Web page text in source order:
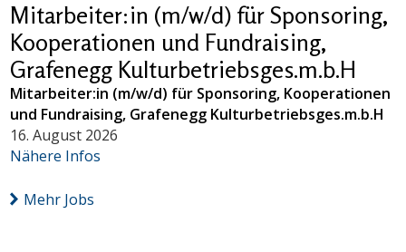
Mitarbeiter:in (m/w/d) für Sponsoring,
Kooperationen und Fundraising,
Grafenegg Kulturbetriebsges.m.b.H
Mitarbeiter:in (m/w/d) für Sponsoring, Kooperationen
und Fundraising, Grafenegg Kulturbetriebsges.m.b.H
16. August 2026
Nähere Infos
Mehr Jobs